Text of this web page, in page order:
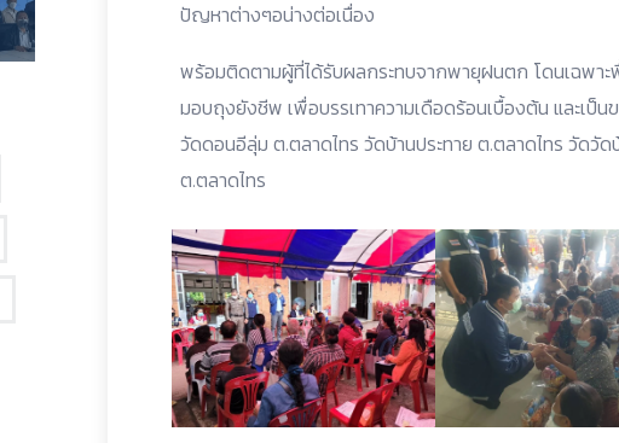
ปัญหาต่างๆอน่างต่อเนื่อง
พร้อมติดตามผู้ที่ได้รับผลกระทบจากพายุฝนตก โดนเฉพาะ
มอบถุงยังชีพ เพื่อบรรเทาความเดือดร้อนเบื้องต้น และเป็
วัดดอนอีลุ่ม ต.ตลาดไทร วัดบ้านประทาย ต.ตลาดไทร วัดวั
ต.ตลาดไทร